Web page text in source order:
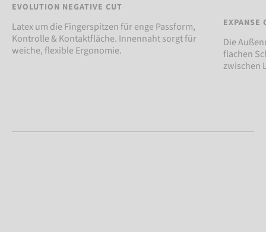
EVOLUTION NEGATIVE CUT
Latex um die Fingerspitzen für enge Passform,
Kontrolle & Kontaktfläche. Innennaht sorgt für
weiche, flexible Ergonomie.
EXPANSE
Die
flachen
zwischen